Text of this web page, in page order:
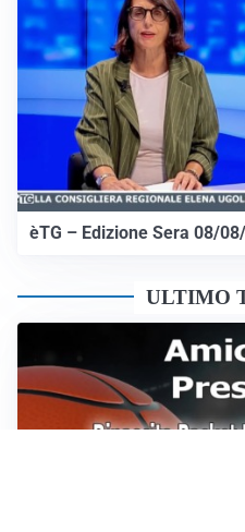
èTG – Edizione Sera 08/
ULTIMO